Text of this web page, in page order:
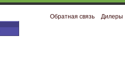
Обратная связь Дилеры